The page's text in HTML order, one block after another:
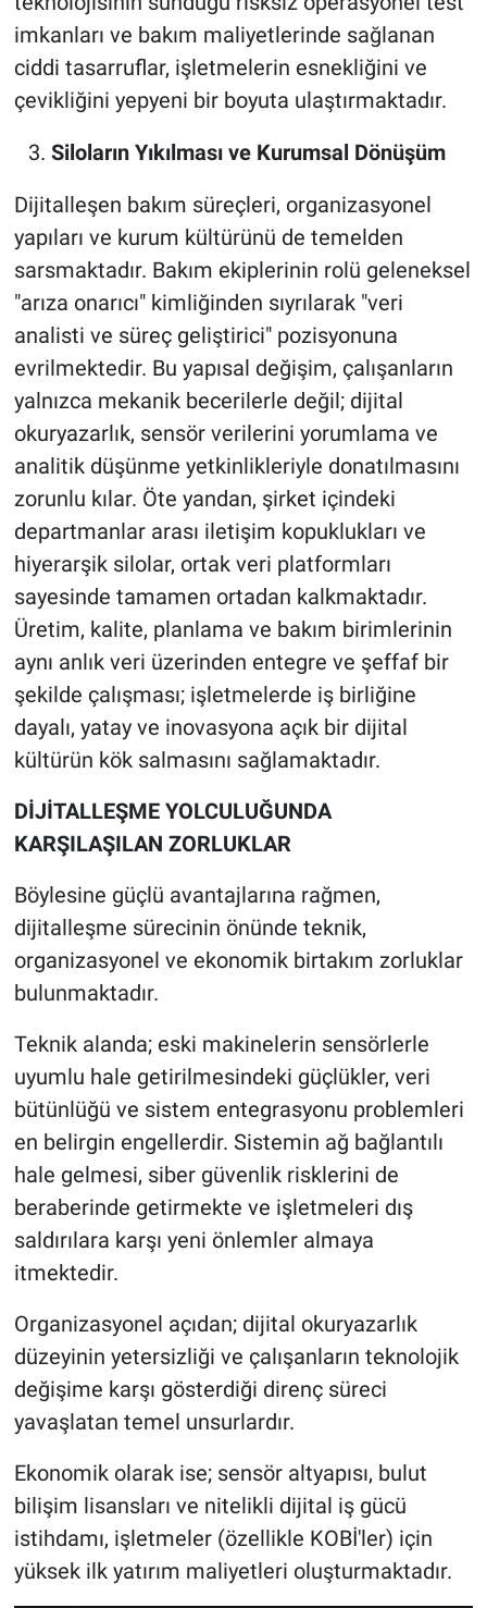
imkanları ve bakım maliyetlerinde sağlanan
ciddi tasarruflar, işletmelerin esnekliğini ve
çevikliğini yepyeni bir boyuta ulaştırmaktadır.
Siloların Yıkılması ve Kurumsal Dönüşüm
Dijitalleşen bakım süreçleri, organizasyonel
yapıları ve kurum kültürünü de temelden
sarsmaktadır. Bakım ekiplerinin rolü geleneksel
"arıza onarıcı" kimliğinden sıyrılarak "veri
analisti ve süreç geliştirici" pozisyonuna
evrilmektedir. Bu yapısal değişim, çalışanların
yalnızca mekanik becerilerle değil; dijital
okuryazarlık, sensör verilerini yorumlama ve
analitik düşünme yetkinlikleriyle donatılmasını
zorunlu kılar. Öte yandan, şirket içindeki
departmanlar arası iletişim kopuklukları ve
hiyerarşik silolar, ortak veri platformları
sayesinde tamamen ortadan kalkmaktadır.
Üretim, kalite, planlama ve bakım birimlerinin
aynı anlık veri üzerinden entegre ve şeffaf bir
şekilde çalışması; işletmelerde iş birliğine
dayalı, yatay ve inovasyona açık bir dijital
kültürün kök salmasını sağlamaktadır.
DİJİTALLEŞME YOLCULUĞUNDA
KARŞILAŞILAN ZORLUKLAR
Böylesine güçlü avantajlarına rağmen,
dijitalleşme sürecinin önünde teknik,
organizasyonel ve ekonomik birtakım zorluklar
bulunmaktadır.
Teknik alanda; eski makinelerin sensörlerle
uyumlu hale getirilmesindeki güçlükler, veri
bütünlüğü ve sistem entegrasyonu problemleri
en belirgin engellerdir. Sistemin ağ bağlantılı
hale gelmesi, siber güvenlik risklerini de
beraberinde getirmekte ve işletmeleri dış
saldırılara karşı yeni önlemler almaya
itmektedir.
Organizasyonel açıdan; dijital okuryazarlık
düzeyinin yetersizliği ve çalışanların teknolojik
değişime karşı gösterdiği direnç süreci
yavaşlatan temel unsurlardır.
Ekonomik olarak ise; sensör altyapısı, bulut
bilişim lisansları ve nitelikli dijital iş gücü
istihdamı, işletmeler (özellikle KOBİ'ler) için
yüksek ilk yatırım maliyetleri oluşturmaktadır.